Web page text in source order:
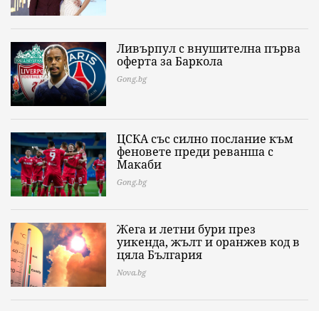
Ливърпул с внушителна първа
оферта за Баркола
Gong.bg
ЦСКА със силно послание към
феновете преди реванша с
Макаби
Gong.bg
Жега и летни бури през
уикенда, жълт и оранжев код в
цяла България
Nova.bg